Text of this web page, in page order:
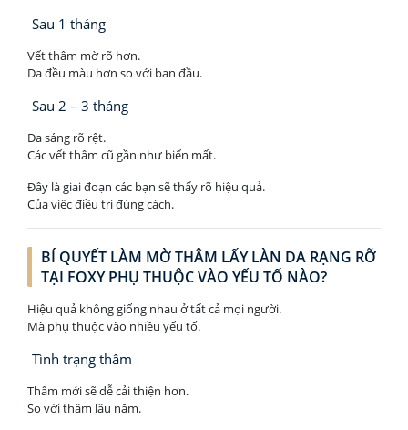
Sau 1 tháng
Vết thâm mờ rõ hơn.
Da đều màu hơn so với ban đầu.
Sau 2 – 3 tháng
Da sáng rõ rệt.
Các vết thâm cũ gần như biến mất.
Đây là giai đoạn các bạn sẽ thấy rõ hiệu quả.
Của việc điều trị đúng cách.
BÍ QUYẾT LÀM MỜ THÂM LẤY LÀN DA RẠNG RỠ
TẠI FOXY PHỤ THUỘC VÀO YẾU TỐ NÀO?
Hiệu quả không giống nhau ở tất cả mọi người.
Mà phụ thuộc vào nhiều yếu tố.
Tình trạng thâm
Thâm mới sẽ dễ cải thiện hơn.
So với thâm lâu năm.